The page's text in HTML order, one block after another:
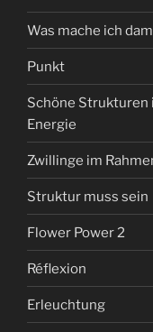
Was mache ich
Punkt
Schöne Strukturen
Energie
Zwillinge im
Struktur muss sein
Flower Power 2
Réflexion
Erleuchtung